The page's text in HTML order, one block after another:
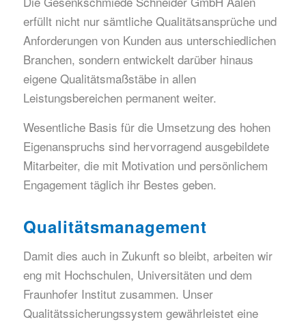
erfüllt nicht nur sämtliche Qualitätsansprüche und
Anforderungen von Kunden aus unterschiedlichen
Branchen, sondern entwickelt darüber hinaus
eigene Qualitätsmaßstäbe in allen
Leistungsbereichen permanent weiter.
Wesentliche Basis für die Umsetzung des hohen
Eigenanspruchs sind hervorragend ausgebildete
Mitarbeiter, die mit Motivation und persönlichem
Engagement täglich ihr Bestes geben.
Qualitäts­management
Damit dies auch in Zukunft so bleibt, arbeiten wir
eng mit Hochschulen, Universitäten und dem
Fraunhofer Institut zusammen. Unser
Qualitätssicherungssystem gewährleistet eine